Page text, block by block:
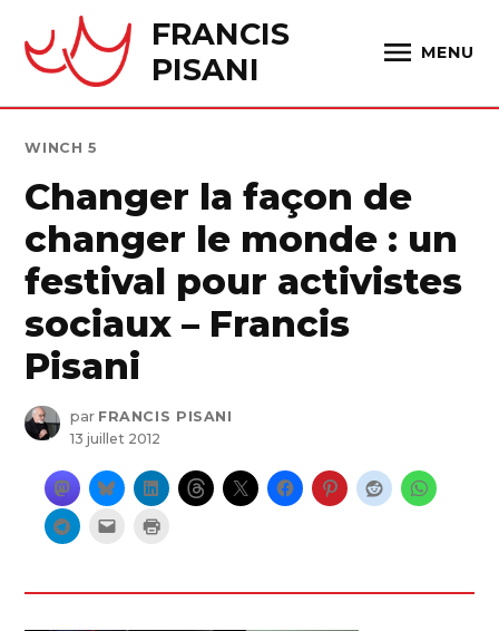
content
FRANCIS
PISANI
MENU
PUBLIÉ
WINCH 5
Changer la façon de
changer le monde : un
festival pour activistes
sociaux – Francis
Pisani
par FRANCIS PISANI
13 juillet 2012